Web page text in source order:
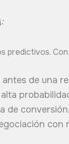
predictivos.
de una
de conversión.
con